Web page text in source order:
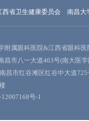
西省卫生健康委员会 南昌大
附属眼科医院&江西省眼科医
昌市八一大道463号(南大医
昌市红谷滩区红谷中大道725
号-1